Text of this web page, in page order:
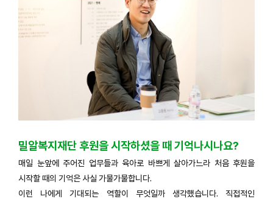
밀알복지재단 후원을 시작하셨을 때 기억나시나요?
매일 눈앞에 주어진 업무들과 육아로 바쁘게 살아가느라 처음 후원을
시작할 때의 기억은 사실 가물가물합니다.
이런 나에게 기대되는 역할이 무엇일까 생각했습니다. 직접적인